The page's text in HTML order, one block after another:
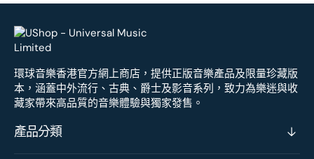
環球音樂香港官方網上商店，提供正版音樂產品及限量珍藏版
本，涵蓋中外流行、古典、爵士及影音系列，致力為樂迷與收
藏家帶來高品質的音樂體驗與獨家發售。
產品分類